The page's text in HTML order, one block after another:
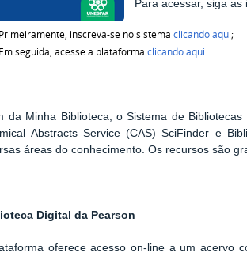
Para acessar, siga as
Primeiramente, inscreva-se no sistemaclicando aqui;
Em seguida, acesse a plataformaclicando aqui.
da Minha Biblioteca, o Sistema de
Abstracts Service (CAS) SciFinder e
áreas do conhecimento. Os recursos são
Digital da Pearson
oferece acesso on-line a um acervo